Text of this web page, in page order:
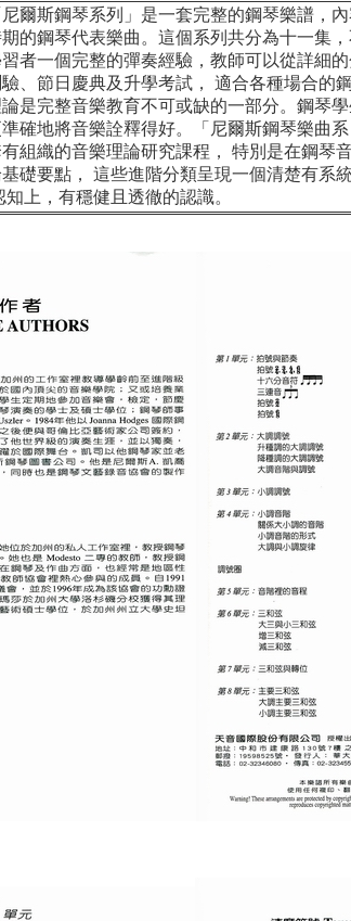
斯鋼琴系列」是一套完整的鋼琴樂譜，內
的鋼琴代表樂曲。這個系列共分為十一集
者一個完整的彈奏經驗，教師可以從詳細
、節日慶典及升學考試， 適合各種場合的鋼
完整音樂教育不可或缺的一部分。鋼琴學
確地將音樂詮釋得好。「尼爾斯鋼琴樂曲
組織的音樂理論研究課程， 特別是在鋼琴
礎要點， 這些進階分類呈現一個清楚有系
上，有穩健且透徹的認識。